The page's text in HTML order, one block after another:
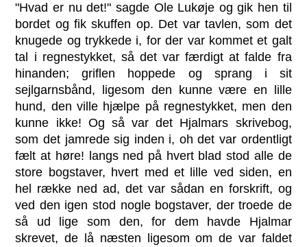
"Hvad er nu det!" sagde Ole Lukøje og gik hen til
bordet og fik skuffen op. Det var tavlen, som det
knugede og trykkede i, for der var kommet et galt
tal i regnestykket, så det var færdigt at falde fra
hinanden; griflen hoppede og sprang i sit
sejlgarnsbånd, ligesom den kunne være en lille
hund, den ville hjælpe på regnestykket, men den
kunne ikke! Og så var det Hjalmars skrivebog,
som det jamrede sig inden i, oh det var ordentligt
fælt at høre! langs ned på hvert blad stod alle de
store bogstaver, hvert med et lille ved siden, en
hel række ned ad, det var sådan en forskrift, og
ved den igen stod nogle bogstaver, der troede de
så ud lige som den, for dem havde Hjalmar
skrevet, de lå næsten ligesom om de var faldet